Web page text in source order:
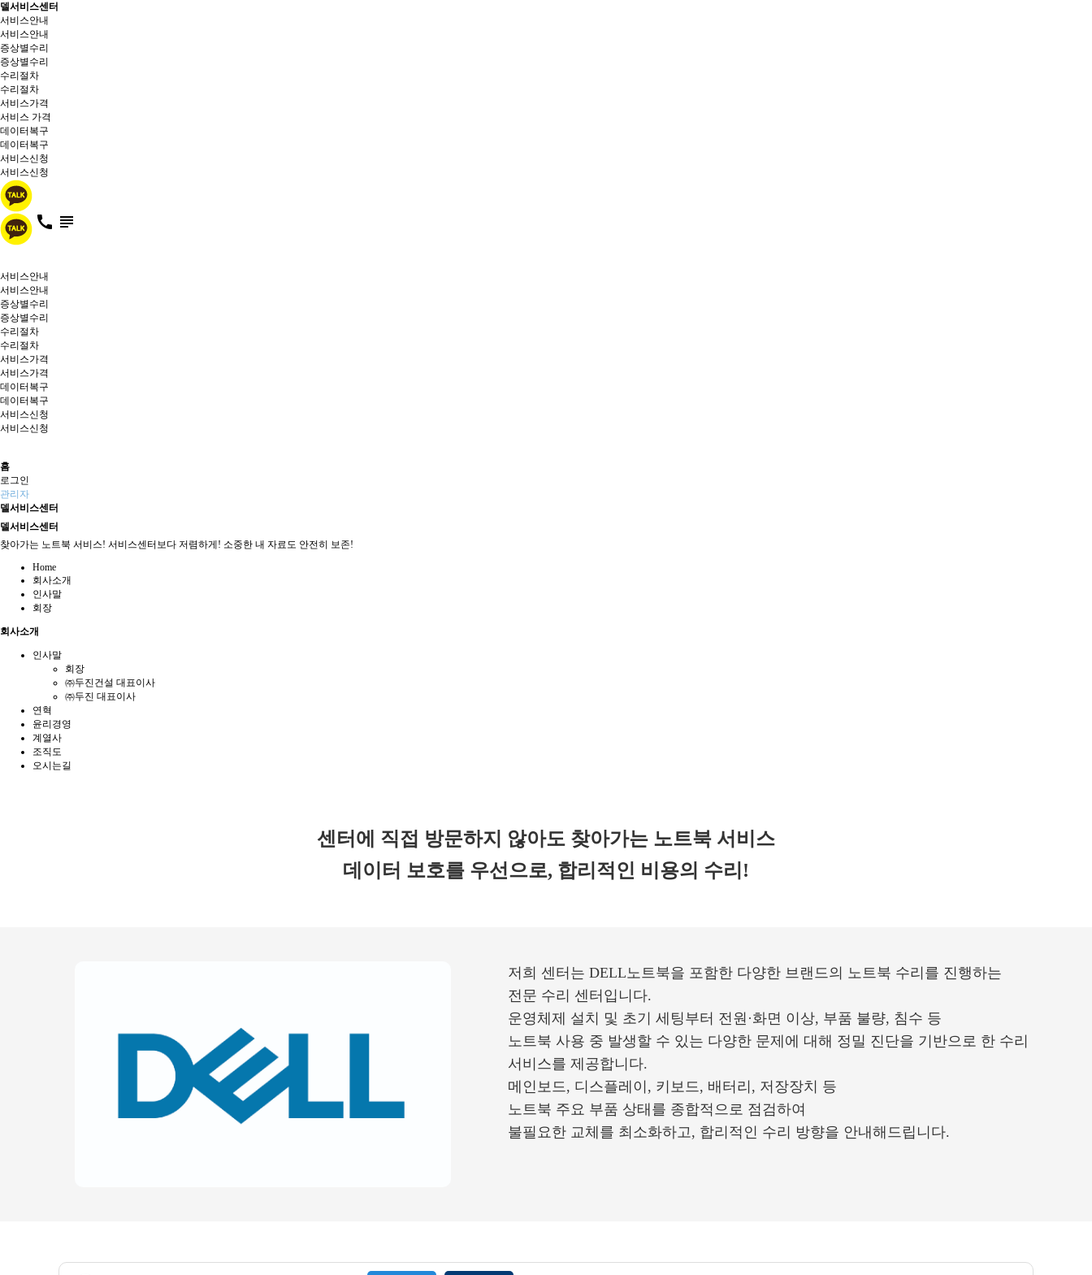
델서비스센터
서비스안내
서비스안내
증상별수리
증상별수리
수리절차
수리절차
서비스가격
서비스 가격
데이터복구
데이터복구
서비스신청
서비스신청
call 
서비스안내
서비스안내
증상별수리
증상별수리
수리절차
수리절차
서비스가격
서비스가격
데이터복구
데이터복구
서비스신청
서비스신청
홈
로그인
관리자
델서비스센터
델서비스센터
찾아가는 노트북 서비스! 서비스센터보다 저렴하게! 소중한 내 자료도 안전히 보존!
Home
회사소개
인사말
회장
회사소개
인사말
회장
㈜두진건설 대표이사
㈜두진 대표이사
연혁
윤리경영
계열사
조직도
오시는길
센터에 직접 방문하지 않아도 찾아가는 노트북 서비스
데이터 보호를 우선으로, 합리적인 비용의 수리!
저희 센터는 DELL노트북을 포함한 다양한 브랜드의 노트북 수리를 진행하는
전문 수리 센터입니다.
운영체제 설치 및 초기 세팅부터 전원·화면 이상, 부품 불량, 침수 등
노트북 사용 중 발생할 수 있는 다양한 문제에 대해 정밀 진단을 기반으로 한 수리
서비스를 제공합니다.
메인보드, 디스플레이, 키보드, 배터리, 저장장치 등
노트북 주요 부품 상태를 종합적으로 점검하여
불필요한 교체를 최소화하고, 합리적인 수리 방향을 안내해드립니다.